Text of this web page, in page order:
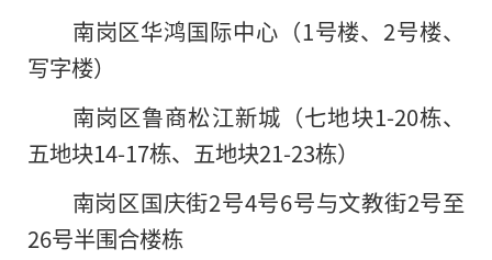
南岗区华鸿国际中心（1号楼、2号楼、
写字楼）
南岗区鲁商松江新城（七地块1-20栋、
五地块14-17栋、五地块21-23栋）
南岗区国庆街2号4号6号与文教街2号至
26号半围合楼栋